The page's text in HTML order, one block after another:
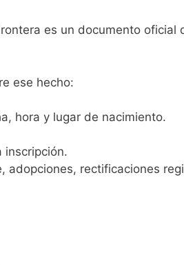
es un documento
ese hecho:
hora y lugar de nacimiento.
inscripción.
rectificaciones